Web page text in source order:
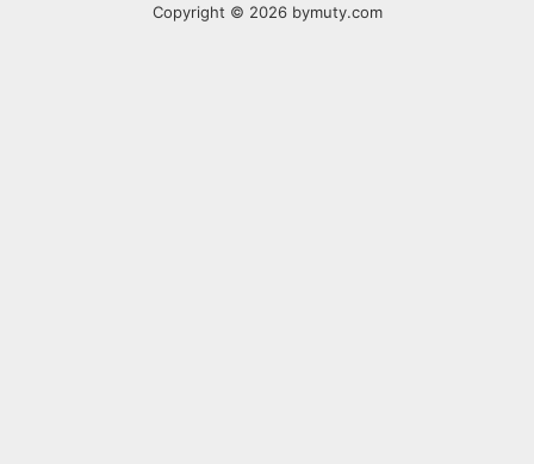
Copyright © 2026 bymuty.com